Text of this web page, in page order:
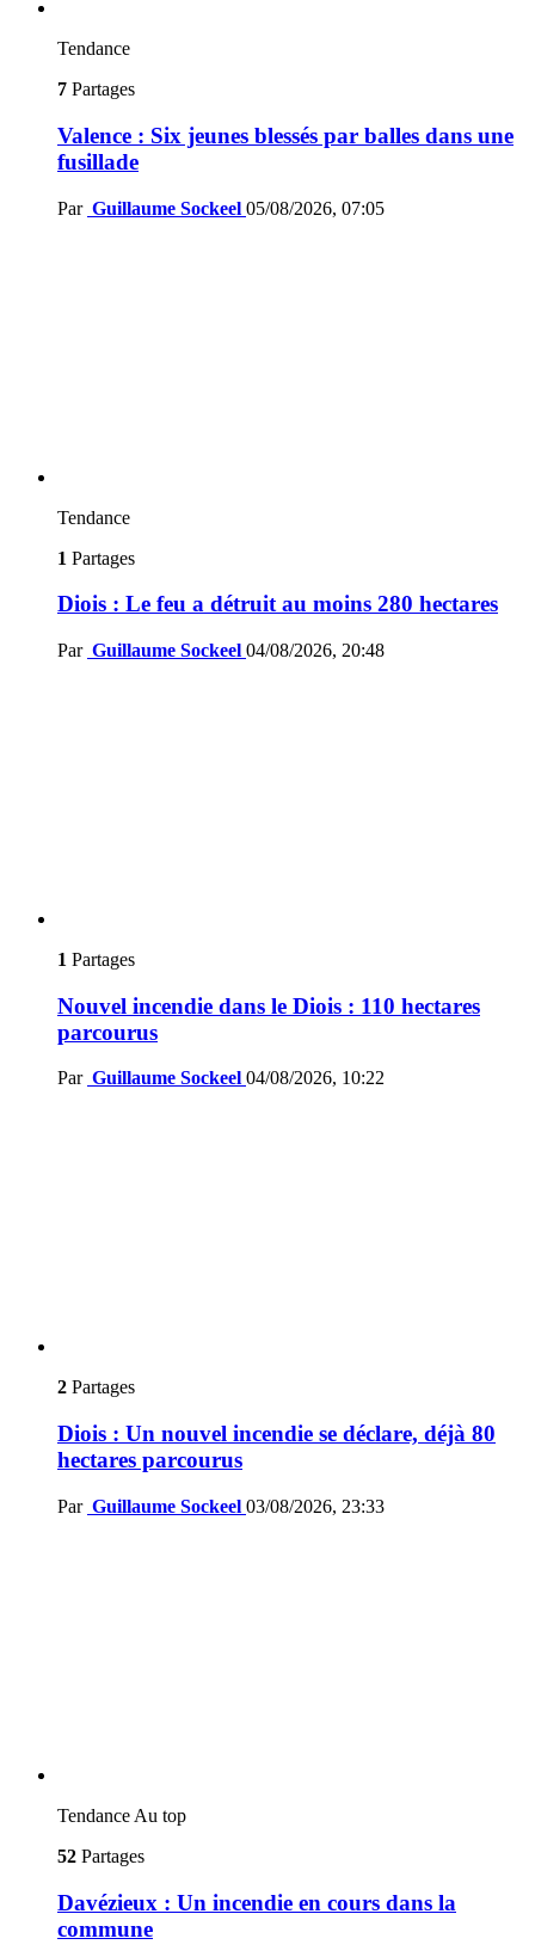
Tendance
7 Partages
Valence : Six jeunes blessés par balles dans une
fusillade
Par Guillaume Sockeel 05/08/2026, 07:05
Tendance
1 Partages
Diois : Le feu a détruit au moins 280 hectares
Par Guillaume Sockeel 04/08/2026, 20:48
1 Partages
Nouvel incendie dans le Diois : 110 hectares
parcourus
Par Guillaume Sockeel 04/08/2026, 10:22
2 Partages
Diois : Un nouvel incendie se déclare, déjà 80
hectares parcourus
Par Guillaume Sockeel 03/08/2026, 23:33
Tendance Au top
52 Partages
Davézieux : Un incendie en cours dans la
commune